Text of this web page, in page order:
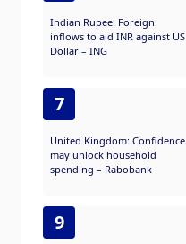
Indian Rupee: Foreign
inflows to aid INR against US
Dollar – ING
7
United Kingdom: Confidence
may unlock household
spending – Rabobank
9